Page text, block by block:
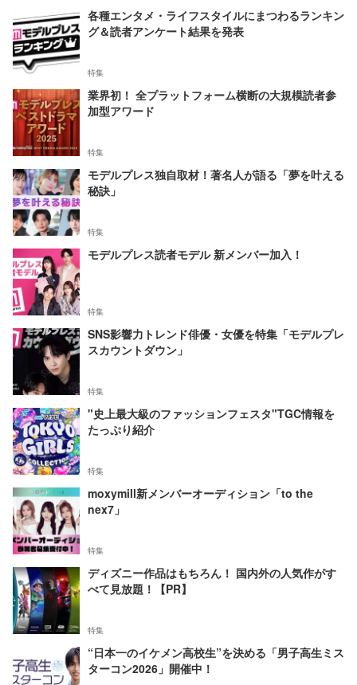
各種エンタメ・ライフスタイルにまつわるランキン
グ＆読者アンケート結果を発表
特集
業界初！ 全プラットフォーム横断の大規模読者参
加型アワード
特集
モデルプレス独自取材！著名人が語る「夢を叶える
秘訣」
特集
モデルプレス読者モデル 新メンバー加入！
特集
SNS影響力トレンド俳優・女優を特集「モデルプレ
スカウントダウン」
特集
"史上最大級のファッションフェスタ"TGC情報を
たっぷり紹介
特集
moxymill新メンバーオーディション「to the
nex7」
特集
ディズニー作品はもちろん！ 国内外の人気作がす
べて見放題！【PR】
特集
“日本一のイケメン高校生”を決める「男子高生ミス
ターコン2026」開催中！